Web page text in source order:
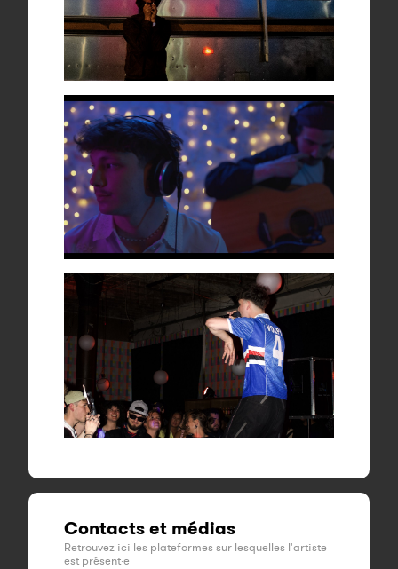
Contacts et médias
Retrouvez ici les plateformes sur lesquelles l'artiste
est présent·e